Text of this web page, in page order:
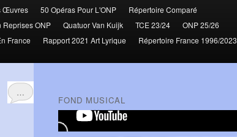
Œuvres 50 Opéras Pour L'ONP
Répertoire Comparé
Reprises ONP Quatuor Van Kuijk TCE 23/24
ONP 25/26
France Rapport 2021 Art Lyrique
Répertoire France 1996/2023
…
FOND MUSICAL